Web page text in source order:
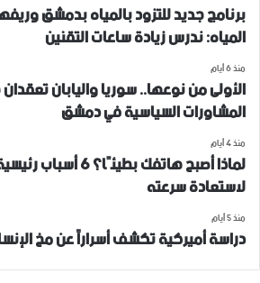
برنامج جديد للتزود بالمياه بدمشق
المياه: ندرس زيادة ساعات التقنين
منذ 6 أيام
الأولى من نوعها.. سوريا واليابان
المشاورات السياسية في دمشق
منذ 4 أيام
لاستعادة سرعته
منذ 5 أيام
دراسة أميركية تكشف أسراراً عن مخ